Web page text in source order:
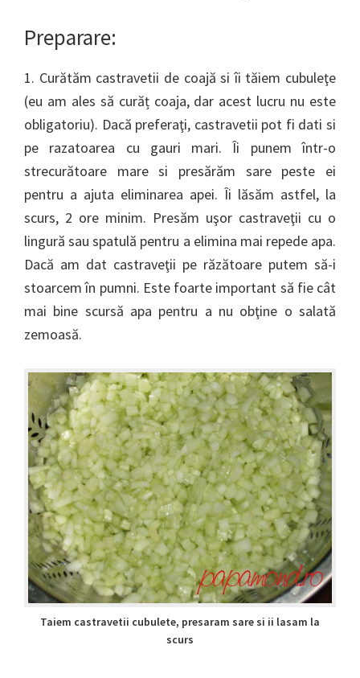
Preparare:
1. Curătăm castravetii de coajă si îi tăiem cubuleţe
(eu am ales să curăț coaja, dar acest lucru nu este
obligatoriu). Dacă preferaţi, castravetii pot fi dati si
pe razatoarea cu gauri mari. Îi punem într-o
strecurătoare mare si presărăm sare peste ei
pentru a ajuta eliminarea apei. Îi lăsăm astfel, la
scurs, 2 ore minim. Presăm uşor castraveţii cu o
lingură sau spatulă pentru a elimina mai repede apa.
Dacă am dat castraveţii pe răzătoare putem să-i
stoarcem în pumni. Este foarte important să fie cât
mai bine scursă apa pentru a nu obţine o salată
zemoasă.
Taiem castravetii cubulete, presaram sare si ii lasam la
scurs